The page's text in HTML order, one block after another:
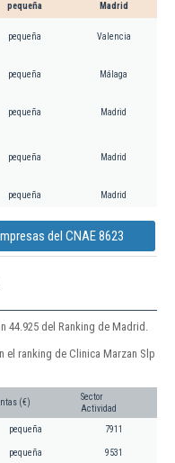
pequeña Madrid
pequeña Valencia
pequeña Málaga
pequeña Madrid
pequeña Madrid
pequeña Madrid
del CNAE 8623
44.925 del Ranking de Madrid.
ranking de Clinica Marzan Slp
(€)
Sector
Actividad
pequeña 7911
pequeña 9531